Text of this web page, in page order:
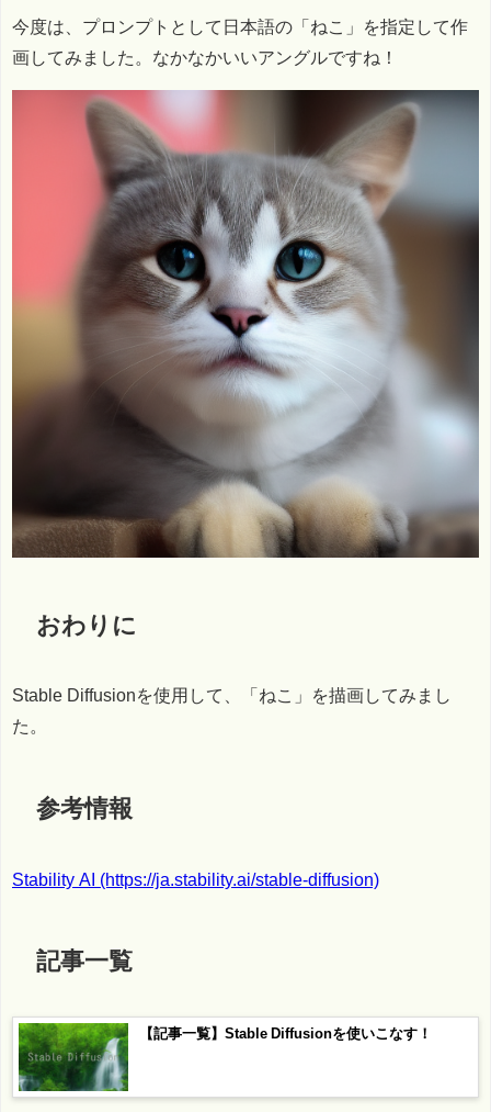
今度は、プロンプトとして日本語の「ねこ」を指定して作
画してみました。なかなかいいアングルですね！
おわりに
Stable Diffusionを使用して、「ねこ」を描画してみまし
た。
参考情報
Stability AI (https://ja.stability.ai/stable-diffusion)
記事一覧
【記事一覧】Stable Diffusionを使いこなす！